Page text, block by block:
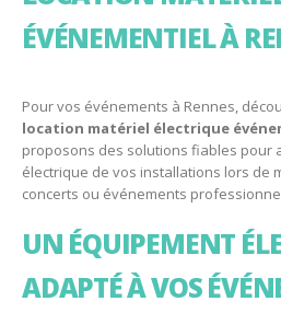
ÉVÉNEMENTIEL À
Pour vos événements à Rennes,
location matériel électrique
proposons des solutions fiables pour
électrique de vos installations lors de
concerts ou événements
UN ÉQUIPEMENT
ADAPTÉ À VOS